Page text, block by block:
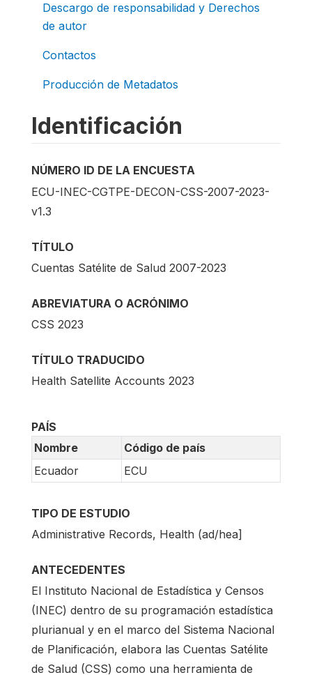
Descargo de responsabilidad y Derechos
de autor
Contactos
Producción de Metadatos
Identificación
NÚMERO ID DE LA ENCUESTA
ECU-INEC-CGTPE-DECON-CSS-2007-2023-
v1.3
TÍTULO
Cuentas Satélite de Salud 2007-2023
ABREVIATURA O ACRÓNIMO
CSS 2023
TÍTULO TRADUCIDO
Health Satellite Accounts 2023
PAÍS
Nombre
Código de país
Ecuador
ECU
TIPO DE ESTUDIO
Administrative Records, Health (ad/hea]
ANTECEDENTES
El Instituto Nacional de Estadística y Censos
(INEC) dentro de su programación estadística
plurianual y en el marco del Sistema Nacional
de Planificación, elabora las Cuentas Satélite
de Salud (CSS) como una herramienta de